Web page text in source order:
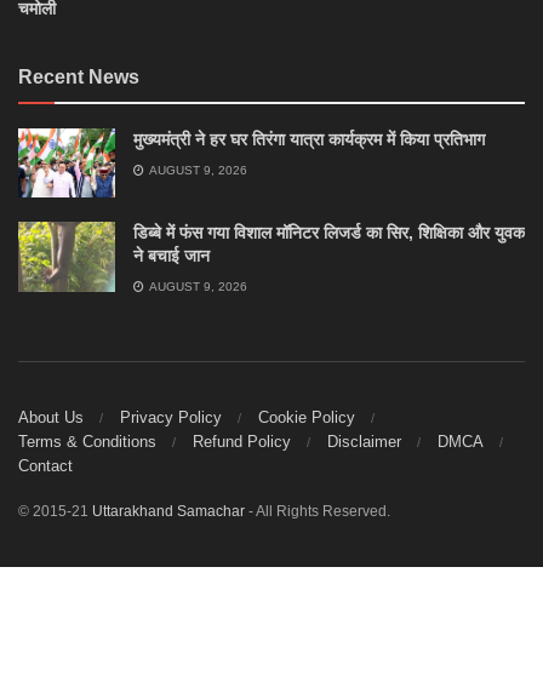
चमोली
Recent News
मुख्यमंत्री ने हर घर तिरंगा यात्रा कार्यक्रम में किया प्रतिभाग
AUGUST 9, 2026
डिब्बे में फंस गया विशाल मॉनिटर लिजर्ड का सिर, शिक्षिका और युवक
ने बचाई जान
AUGUST 9, 2026
About Us Privacy Policy
Cookie Policy
Terms & Conditions
Refund Policy Disclaimer
DMCA
Contact
© 2015-21 Uttarakhand Samachar - All Rights Reserved.